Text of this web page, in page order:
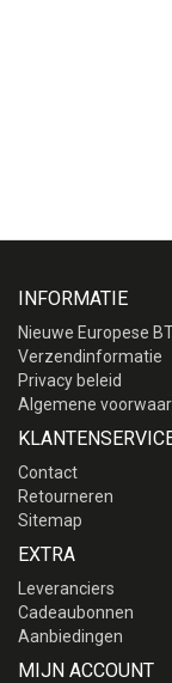
INFORMATIE
Nieuwe Europese
Verzendinformatie
Privacy beleid
Algemene
Contact
Retourneren
Sitemap
EXTRA
Leveranciers
Cadeaubonnen
Aanbiedingen
MIJN ACCOUNT